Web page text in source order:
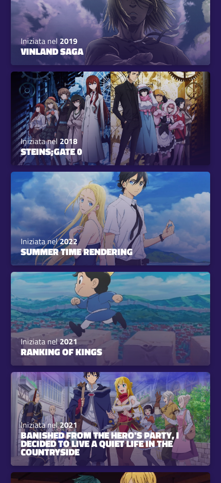
Iniziata nel 2019
VINLAND SAGA
Iniziata nel2018
STEINS;GATE 0
Iniziata nel2022
SUMMER TIME RENDERING
Iniziata nel2021
RANKING OF KINGS
Iniziata nel2021
BANISHED FROM THE HERO'S PARTY, I
DECIDED TO LIVE A QUIET LIFE IN THE
COUNTRYSIDE